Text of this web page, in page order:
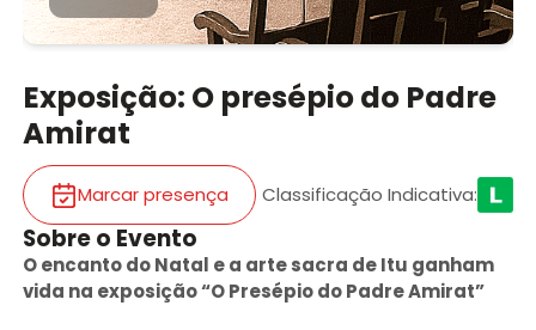
Exposição: O presépio do Padre
Amirat
Marcar presença Classificação Indicativa:
Sobre o Evento
O encanto do Natal e a arte sacra de Itu ganham
vida na exposição “O Presépio do Padre Amirat”